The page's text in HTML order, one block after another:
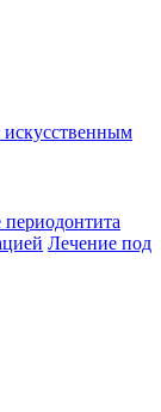
искусственным
Лечение под